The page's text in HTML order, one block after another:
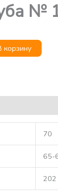
№
корзину
70
65-
202